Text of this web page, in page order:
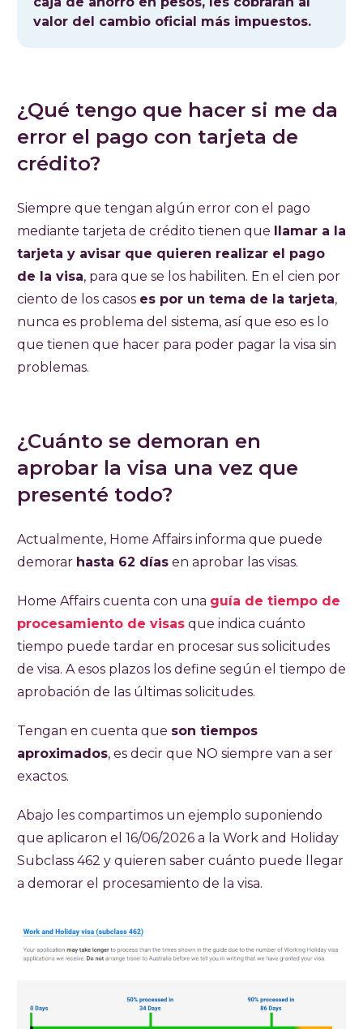
valor del cambio oficial más impuestos.
¿Qué tengo que hacer si me da
error el pago con tarjeta de
crédito?
Siempre que tengan algún error con el pago
mediante tarjeta de crédito tienen que
llamar a la
tarjeta y avisar que quieren realizar el pago
de la visa, para que se los habiliten. En el cien por
ciento de los casos es por un tema de la tarjeta,
nunca es problema del sistema, así que eso es lo
que tienen que hacer para poder pagar la visa sin
problemas.
¿Cuánto se demoran en
aprobar la visa una vez que
presenté todo?
Actualmente, Home Affairs informa que puede
demorar hasta 62 días en aprobar las visas.
Home Affairs cuenta con una guía de tiempo de
procesamiento de visas que indica cuánto
tiempo puede tardar en procesar sus solicitudes
de visa. A esos plazos los define según el tiempo de
aprobación de las últimas solicitudes.
Tengan en cuenta que son tiempos
aproximados, es decir que NO siempre van a ser
exactos.
Abajo les compartimos un ejemplo suponiendo
que aplicaron el 16/06/2026 a la Work and Holiday
Subclass 462 y quieren saber cuánto puede llegar
a demorar el procesamiento de la visa.